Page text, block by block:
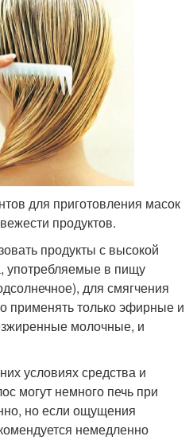
для приготовления масок
продуктов.
продукты с высокой
употребляемые в пищу
для смягчения
применять только эфирные и
молочные, и
условиях средства и
могут немного печь при
но если ощущения
немедленно